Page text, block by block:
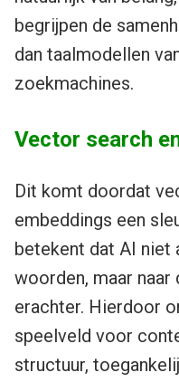
begrijpen de
dan taalmodellen
zoekmachines.
Vector search
Dit komt doordat
embeddings een
betekent dat AI niet
woorden, maar
erachter. Hierdoor
speelveld voor
structuur,